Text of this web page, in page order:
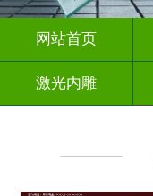
网站首页
激光内雕